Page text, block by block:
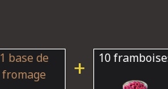
1 base de
fromage
+ 10